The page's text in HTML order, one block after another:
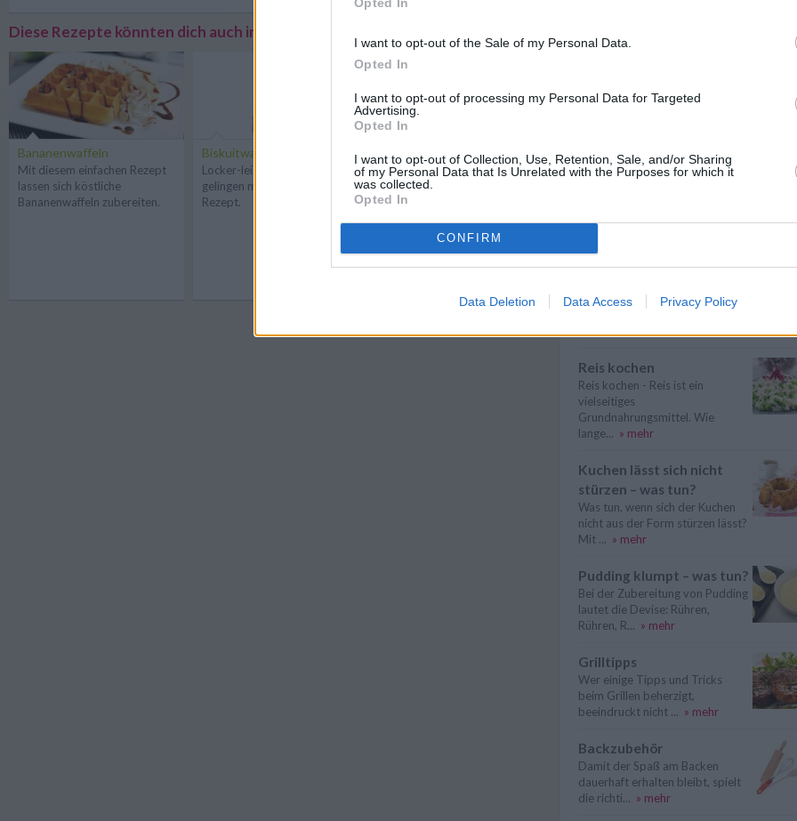
I want to opt-out of the Sale of my Personal Data.
Opted In
I want to opt-out of processing my Personal Data for Targeted
Advertising.
Opted In
I want to opt-out of Collection, Use, Retention, Sale, and/or Sharing
of my Personal Data that Is Unrelated with the Purposes for which it
was collected.
Opted In
CONFIRM
Data Deletion Data Access Privacy Policy
Diese Rezepte könnten dich auch interessieren
Bananenwaffeln
Mit diesem einfachen Rezept
lassen sich köstliche
Bananenwaffeln zubereiten.
Biskuitwaffeln
Locker-leichte Biskuitwaffeln
gelingen mit diesem tollen
Rezept.
Einfache Waffeln
Mit Früchten, Eis oder
Marmelade wird aus den
einfachen Waffeln ein
Das Rezept gelingt auch ohne
Suppen kochen - so gelingt es.
Gemüse kochen
Gemüsesorten und ... » mehr
hochwertigen Lesbensmitteln
Brokkoli kochen - Bevor es
Reis kochen
Reis kochen - Reis ist ein
vielseitiges
Grundnahrungsmittel. Wie
lange... » mehr
Kuchen lässt sich nicht
stürzen – was tun?
Was tun, wenn sich der Kuchen
nicht aus der Form stürzen lässt?
Mit ... » mehr
Pudding klumpt – was tun?
Bei der Zubereitung von Pudding
lautet die Devise: Rühren,
Rühren, R... » mehr
Grilltipps
Wer einige Tipps und Tricks
beim Grillen beherzigt,
beeindruckt nicht ... » mehr
Backzubehör
Damit der Spaß am Backen
dauerhaft erhalten bleibt, spielt
die richti... » mehr